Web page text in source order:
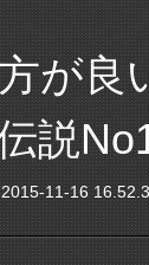
が
説
11-16